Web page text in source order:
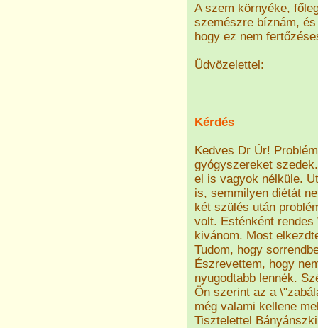
A szem környéke,
szemészre bíznám,
hogy ez nem
Üdvözelettel:
Kérdés
Kedves Dr Úr!
gyógyszereket
el is vagyok nélküle.
is, semmilyen diétát
két szülés után
volt. Esténként
kivánom. Most
Tudom, hogy
Észrevettem, hogy
nyugodtabb lennék.
Ön szerint az a
még valami kellene
Tisztelettel